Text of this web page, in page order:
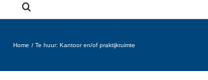
Home Te huur: Kantoor en/of praktijkruimte